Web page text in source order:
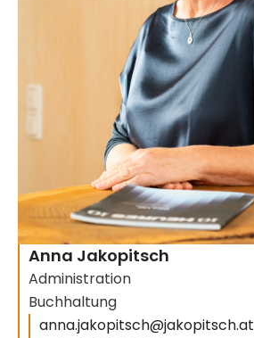
Anna Jakopitsch
Administration
Buchhaltung
anna.jakopitsch@jakopitsch.at